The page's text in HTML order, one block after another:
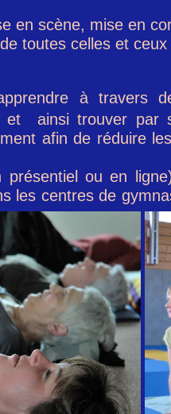
en scène, mise en
toutes celles et
à travers
ainsi trouver par
afin de réduire
ou en
les centres de